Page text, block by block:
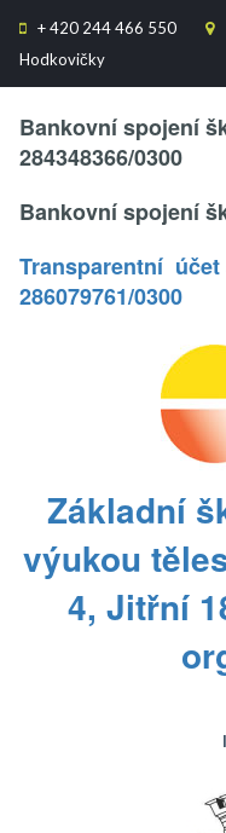
 +420 244 466 550 
Hodkovičky
Bankovní spojení
284348366/0300
Bankovní spojení
Transparentní
286079761/0300
Základní
výukou
4, Jitřní